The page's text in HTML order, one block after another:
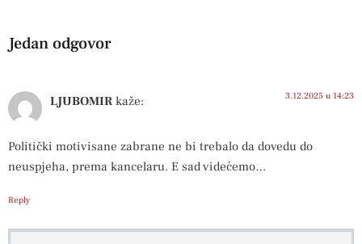
Jedan odgovor
LJUBOMIR kaže: 3.12.2025 u 14:23
Politički motivisane zabrane ne bi trebalo da dovedu do
neuspjeha, prema kancelaru. E sad videćemo…
Reply